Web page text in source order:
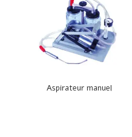
Aspirateur manuel